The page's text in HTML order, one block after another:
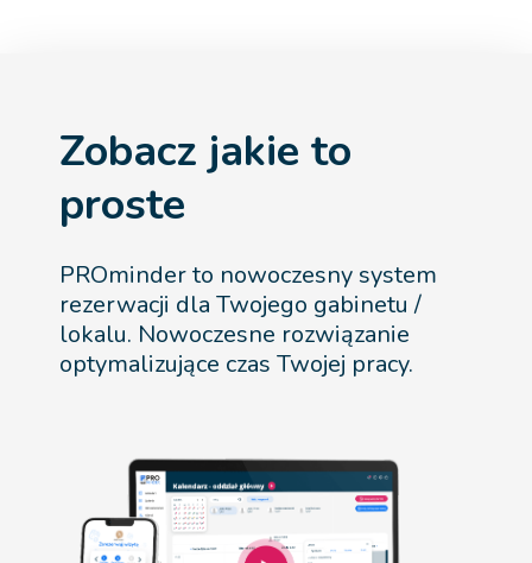
Zobacz jakie to
proste
PROminder to nowoczesny system
rezerwacji dla Twojego gabinetu /
lokalu. Nowoczesne rozwiązanie
optymalizujące czas Twojej pracy.